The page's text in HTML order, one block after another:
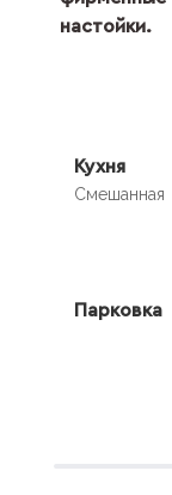
настойки.
Кухня
Смешанная
Парковка